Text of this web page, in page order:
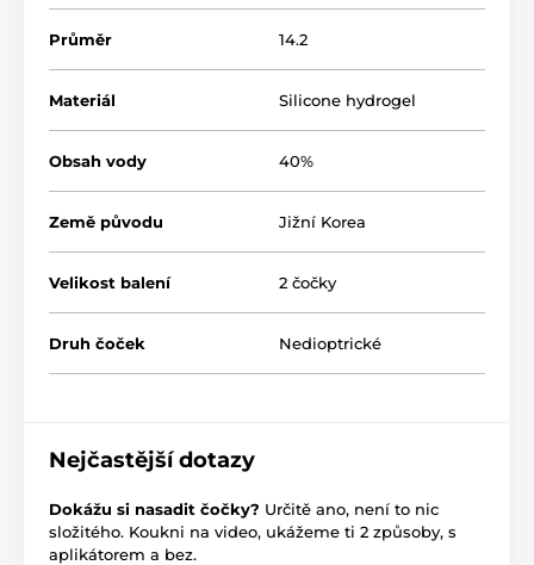
Průměr 14.2
Materiál Silicone hydrogel
Obsah vody 40%
Země původu Jižní Korea
Velikost balení 2 čočky
Druh čoček Nedioptrické
Nejčastější dotazy
Dokážu si nasadit čočky? Určitě ano, není to nic
složitého. Koukni na video, ukážeme ti 2 způsoby, s
aplikátorem a bez.